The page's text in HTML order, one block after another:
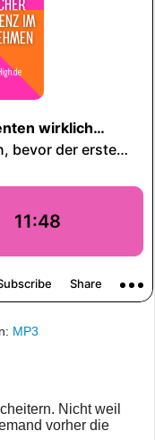
MP3
Nicht weil
vorher die